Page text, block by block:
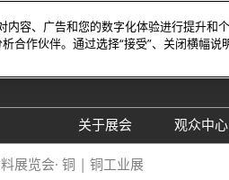
心E7馆
关于展会
关于展会
观众中心
展览会· 铜 | 铜工业展
容、广告和您的数字化体验进行提升和
合作伙伴。通过选择“接受”、关闭横幅说